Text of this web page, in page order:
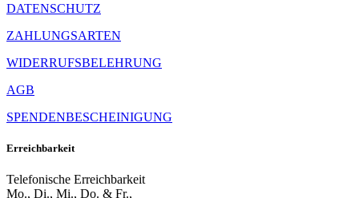
DATENSCHUTZ
ZAHLUNGSARTEN
WIDERRUFSBELEHRUNG
AGB
SPENDENBESCHEINIGUNG
Erreichbarkeit
Telefonische Erreichbarkeit
Mo., Di., Mi., Do. & Fr.,